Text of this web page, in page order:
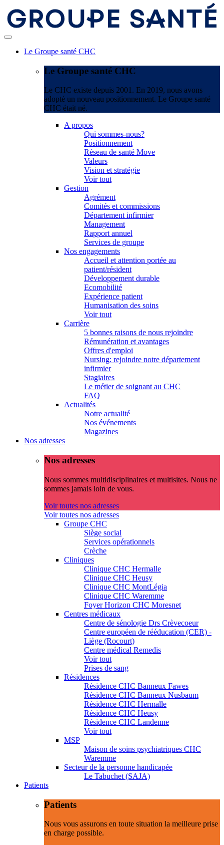
Le Groupe santé CHC
Le Groupe santé CHC
Le CHC existe depuis 2001. En 2019, nous avons
adopté un nouveau positionnement. Le Groupe santé
CHC était né.
A propos
Qui sommes-nous?
Positionnement
Réseau de santé Move
Valeurs
Vision et stratégie
Voir tout
Gestion
Agrément
Comités et commissions
Département infirmier
Management
Rapport annuel
Services de groupe
Nos engagements
Accueil et attention portée au
patient/résident
Développement durable
Ecomobilité
Expérience patient
Humanisation des soins
Voir tout
Carrière
5 bonnes raisons de nous rejoindre
Rémunération et avantages
Offres d'emploi
Nursing: rejoindre notre département
infirmier
Stagiaires
Le métier de soignant au CHC
FAQ
Actualités
Notre actualité
Nos événements
Magazines
Nos adresses
Nos adresses
Nous sommes multidisciplinaires et multisites. Nous ne
sommes jamais loin de vous.
Voir toutes nos adresses
Voir toutes nos adresses
Groupe CHC
Siège social
Services opérationnels
Crèche
Cliniques
Clinique CHC Hermalle
Clinique CHC Heusy
Clinique CHC MontLégia
Clinique CHC Waremme
Foyer Horizon CHC Moresnet
Centres médicaux
Centre de sénologie Drs Crèvecoeur
Centre européen de rééducation (CER) -
Liège (Rocourt)
Centre médical Remedis
Voir tout
Prises de sang
Résidences
Résidence CHC Banneux Fawes
Résidence CHC Banneux Nusbaum
Résidence CHC Hermalle
Résidence CHC Heusy
Résidence CHC Landenne
Voir tout
MSP
Maison de soins psychiatriques CHC
Waremme
Secteur de la personne handicapée
Le Tabuchet (SAJA)
Patients
Patients
Nous vous assurons en toute situation la meilleure prise
en charge possible.